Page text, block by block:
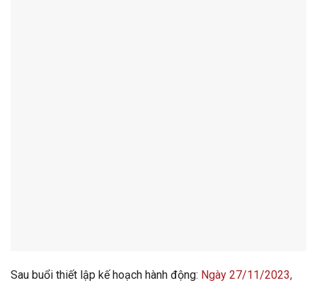
Sau buổi thiết lập kế hoạch hành động: Ngày 27/11/2023,